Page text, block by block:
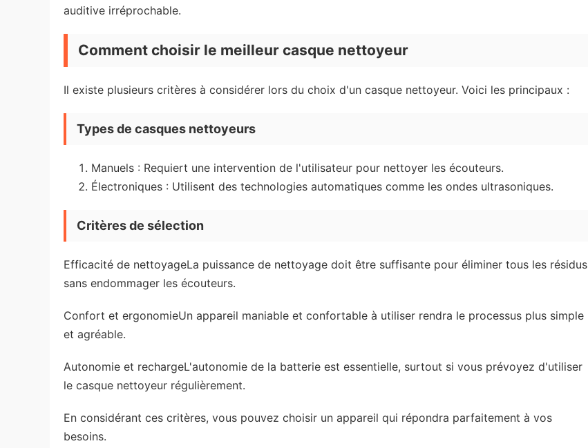
auditive irréprochable.
Comment choisir le meilleur casque nettoyeur
Il existe plusieurs critères à considérer lors du choix d'un casque nettoyeur. Voici les principaux :
Types de casques nettoyeurs
Manuels : Requiert une intervention de l'utilisateur pour nettoyer les écouteurs.
Électroniques : Utilisent des technologies automatiques comme les ondes ultrasoniques.
Critères de sélection
Efficacité de nettoyageLa puissance de nettoyage doit être suffisante pour éliminer tous les résidus
sans endommager les écouteurs.
Confort et ergonomieUn appareil maniable et confortable à utiliser rendra le processus plus simple
et agréable.
Autonomie et rechargeL'autonomie de la batterie est essentielle, surtout si vous prévoyez d'utiliser
le casque nettoyeur régulièrement.
En considérant ces critères, vous pouvez choisir un appareil qui répondra parfaitement à vos
besoins.